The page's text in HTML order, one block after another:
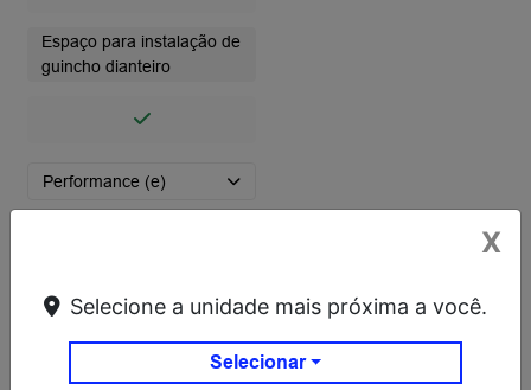
Espaço para instalação de
guincho dianteiro
Performance (e)
Dimensões
X
Selecione a unidade mais próxima a você.
Selecionar